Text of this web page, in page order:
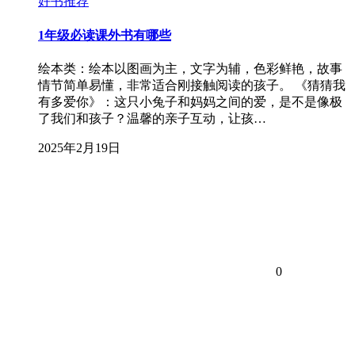
1年级必读课外书有哪些
绘本类：绘本以图画为主，文字为辅，色彩鲜艳，故事
情节简单易懂，非常适合刚接触阅读的孩子。 《猜猜我
有多爱你》：这只小兔子和妈妈之间的爱，是不是像极
了我们和孩子？温馨的亲子互动，让孩…
2025年2月19日
0